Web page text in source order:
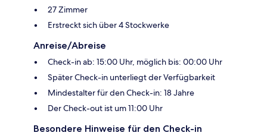
27 Zimmer
Erstreckt sich über 4 Stockwerke
Anreise/Abreise
Check-in ab: 15:00 Uhr, möglich bis: 00:00 Uhr
Später Check-in unterliegt der Verfügbarkeit
Mindestalter für den Check-in: 18 Jahre
Der Check-out ist um 11:00 Uhr
Besondere Hinweise für den Check-in